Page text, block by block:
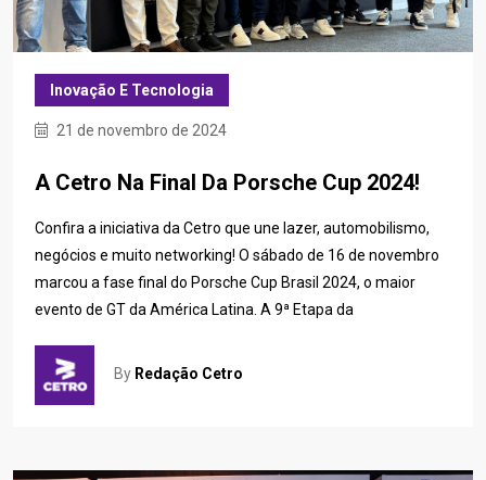
Inovação E Tecnologia
21 de novembro de 2024
A Cetro Na Final Da Porsche Cup 2024!
Confira a iniciativa da Cetro que une lazer, automobilismo,
negócios e muito networking! O sábado de 16 de novembro
marcou a fase final do Porsche Cup Brasil 2024, o maior
evento de GT da América Latina. A 9ª Etapa da
By Redação Cetro